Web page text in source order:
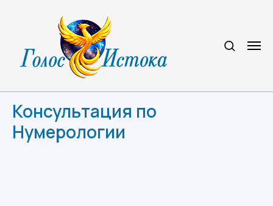
Консультация по
Н умерологии